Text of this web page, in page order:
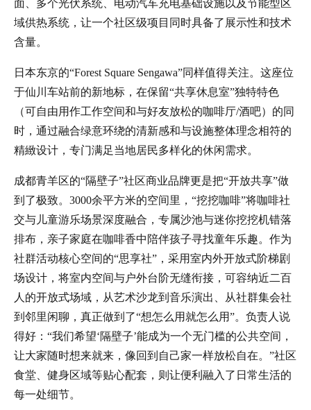
面、多个光伏系统、电动汽车充电基础设施以及节能型区
域供热系统，让一个社区级项目同时具备了展示性和技术
含量。
日本东京的“Forest Square Sengawa”同样值得关注。这座位
于仙川车站前的新地标，在保留“共享休息室”独特特色
（可自由用作工作空间和与好友放松的咖啡厅/酒吧）的同
时，通过融合绿意环绕的清新感和与设施整体理念相符的
精緻设计，专门满足当地居民多样化的休闲需求。
成都青羊区的“隔壁子”社区商业品牌更是把“开放共享”做
到了极致。3000余平方米的空间里，“挖挖咖啡”将咖啡社
交与儿童游乐场景深度融合，专属沙池与迷你挖挖机错落
排布，亲子家庭在咖啡香中陪伴孩子寻找童年乐趣。作为
社群活动核心空间的“思享社”，采用室内外开放式阶梯剧
场设计，将室内空间与户外台阶无缝衔接，可容纳近二百
人的开放式场域，从艺术沙龙到音乐演出、从社群集会社
到邻里闲聊，真正做到了“想怎么用就怎么用”。负责人说
得好：“我们希望‘隔壁子’能成为一个无门槛的公共空间，
让大家随时想来就来，像回到自己家一样放松自在。”社区
食堂、健身区域等贴心配套，则让便利融入了日常生活的
每一处细节。